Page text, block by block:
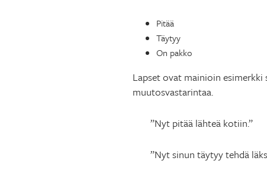
Pitää
Täytyy
On pakko
Lapset ovat mainioin esimerkki
muutosvastarintaa.
”Nyt pitää lähteä kotiin.”
”Nyt sinun täytyy tehdä